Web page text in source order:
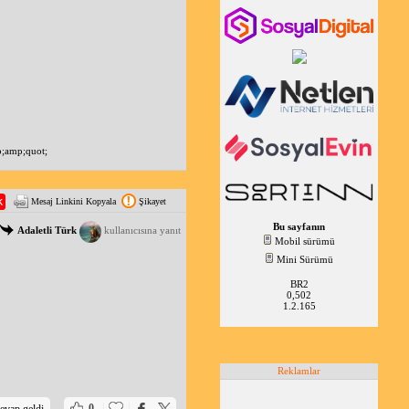
Mesaj Linkini Kopyala Şikayet
Adaletli Türk kullanıcısına yanıt
Bu sayfanın
Mobil sürümü
Mini Sürümü
BR2
0,502
1.2.165
Reklamlar